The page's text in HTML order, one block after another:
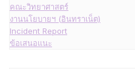
คณะวิทยาศาสตร์
งานนโยบายฯ (อินทราเน็ต)
Incident Report
ข้อเสนอแนะ